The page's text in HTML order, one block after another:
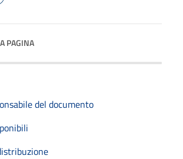
PAGINA
del documento